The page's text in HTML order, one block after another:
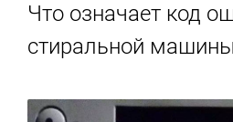
Что означает код
стиральной